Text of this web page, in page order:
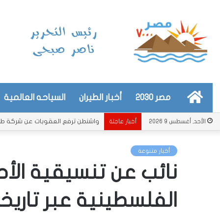
الرئيسية
مصر 2030 أخبار الطيران السياحه العالمية
الأحد, أغسطس 9 2026 أخبار عاجلة واشنطن ترفع العقوبات عن شركة
أخبار متنوعة
نائب عن تنسيقية
الفلسطينية عبر